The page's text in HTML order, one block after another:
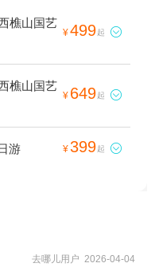
樵山国艺
¥499起 
樵山国艺
¥ 649起 
游 ¥399起 
去哪儿用户 2026-04-04